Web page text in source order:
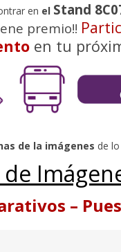
en el Stand
premio!!
en tu
de la imágenes de
de
–